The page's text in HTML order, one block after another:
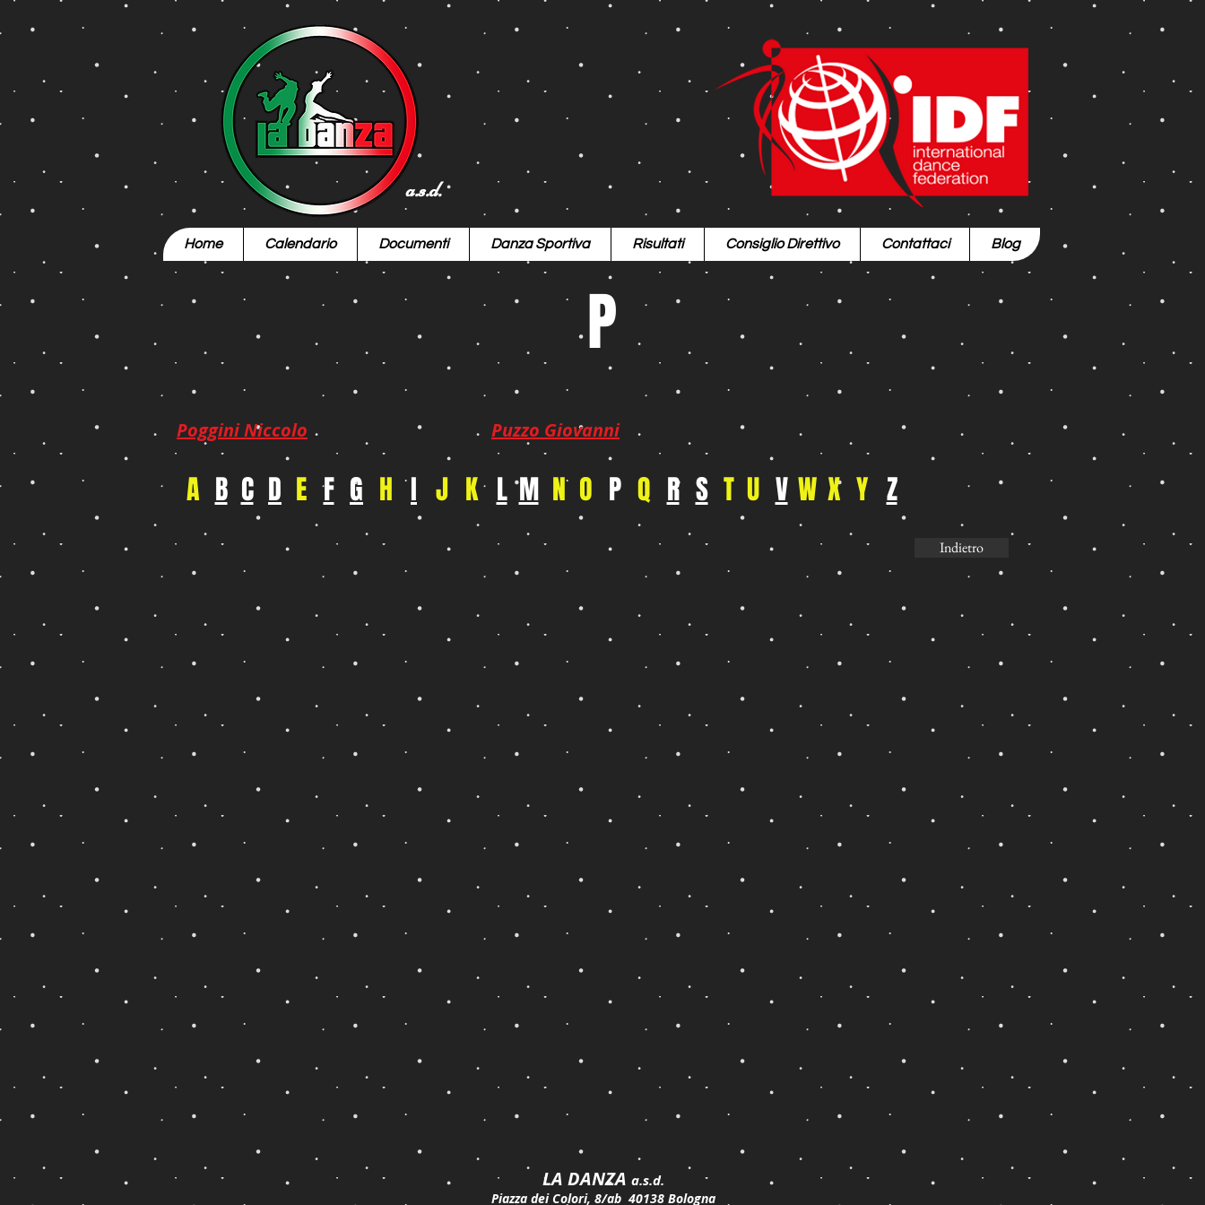
a.s.d.
Home Calendario Documenti Danza Sportiva Risultati Consiglio Direttivo Contattaci Blog
P
Poggini Niccolo Puzzo Giovanni
A B C D E F G H I J K L M N O P Q R S T U V W X Y Z
Indietro
LA DANZA a.s.d.
Piazza dei Colori, 8/ab 40138 Bologna